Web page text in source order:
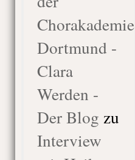
Chorakademie
Dortmund -
Clara
Werden -
Der Blog zu
Interview